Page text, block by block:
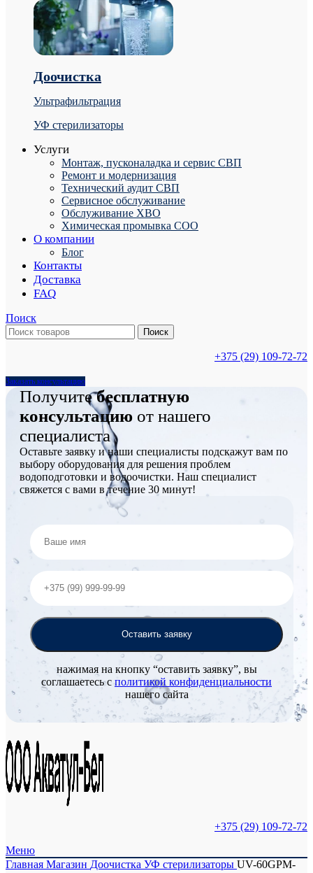
Доочистка
Ультрафильтрация
УФ стерилизаторы
Услуги
Монтаж, пусконаладка и сервис СВП
Ремонт и модернизация
Технический аудит СВП
Сервисное обслуживание
Обслуживание ХВО
Химическая промывка СОО
О компании
Блог
Контакты
Доставка
FAQ
Поиск
Поиск
+375 (29) 109-72-72
Заказать консультацию
Получитебесплатную
консультацию от нашего
специалиста
Оставьте заявку и наши специалисты подскажут вам по
выбору оборудования для решения проблем
водоподготовки и водоочистки. Наш специалист
свяжется с вами в течение 30 минут!
нажимая на кнопку “оставить заявку”, вы
соглашаетесь сполитикой конфиденциальности
нашего сайта
+375 (29) 109-72-72
Меню
Главная Магазин Доочистка УФ стерилизаторы UV-60GPM-